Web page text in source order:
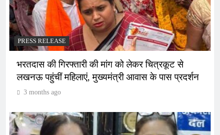
PRESS RELEASE
भरतदास की गिरफ्तारी की मांग को लेकर चित्रकूट से
लखनऊ पहुंचीं महिलाएं, मुख्यमंत्री आवास के पास प्रदर्शन
3 months ago